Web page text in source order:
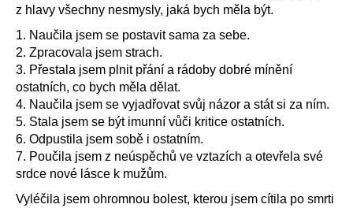
z hlavy všechny nesmysly, jaká bych měla být.
1. Naučila jsem se postavit sama za sebe.
2. Zpracovala jsem strach.
3. Přestala jsem plnit přání a rádoby dobré mínění
ostatních, co bych měla dělat.
4. Naučila jsem se vyjadřovat svůj názor a stát si za ním.
5. Stala jsem se být imunní vůči kritice ostatních.
6. Odpustila jsem sobě i ostatním.
7. Poučila jsem z neúspěchů ve vztazích a otevřela své
srdce nové lásce k mužům.
Vyléčila jsem ohromnou bolest, kterou jsem cítila po smrti